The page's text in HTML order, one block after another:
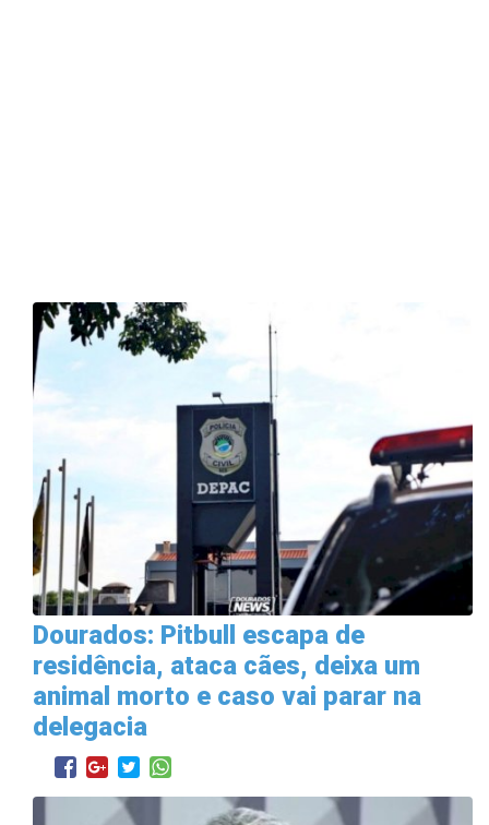
Dourados: Pitbull escapa de
residência, ataca cães, deixa um
animal morto e caso vai parar na
delegacia